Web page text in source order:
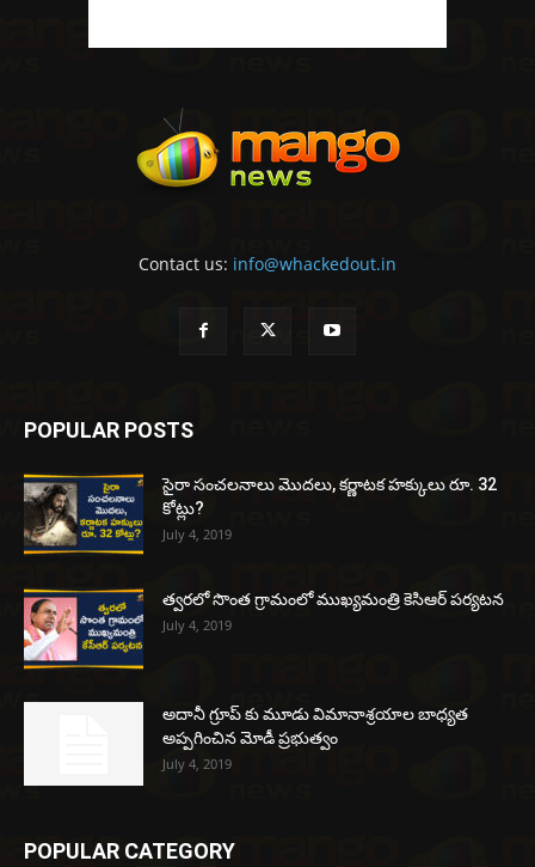
Contact us: info@whackedout.in
POPULAR POSTS
సైరా సంచలనాలు మొదలు, కర్ణాటక హక్కులు రూ. 32
కోట్లు?
July 4, 2019
త్వరలో సొంత గ్రామంలో ముఖ్యమంత్రి కెసిఆర్ పర్యటన
July 4, 2019
అదానీ గ్రూప్ కు మూడు విమానాశ్రయాల బాధ్యత
అప్పగించిన మోడీ ప్రభుత్వం
July 4, 2019
POPULAR CATEGORY